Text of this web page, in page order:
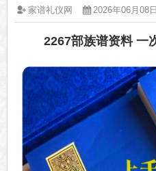
家谱礼仪网 2026年06月08日
2267部族谱资料 一